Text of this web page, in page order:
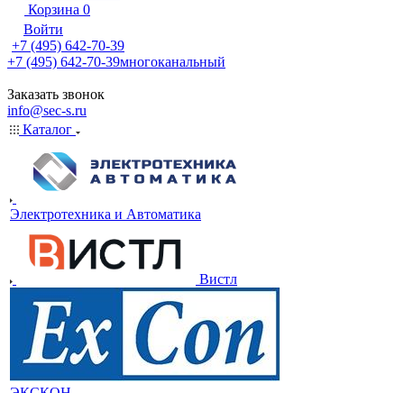
Корзина 0
Войти
+7 (495) 642-70-39
+7 (495) 642-70-39многоканальный
Заказать звонок
info@sec-s.ru
Каталог
Электротехника и Автоматика
Вистл